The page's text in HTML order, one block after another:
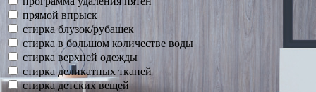
прямой впрыск
стирка блузок/рубашек
стирка в большом количестве воды
стирка верхней одежды
стирка деликатных тканей
стирка детских вещей